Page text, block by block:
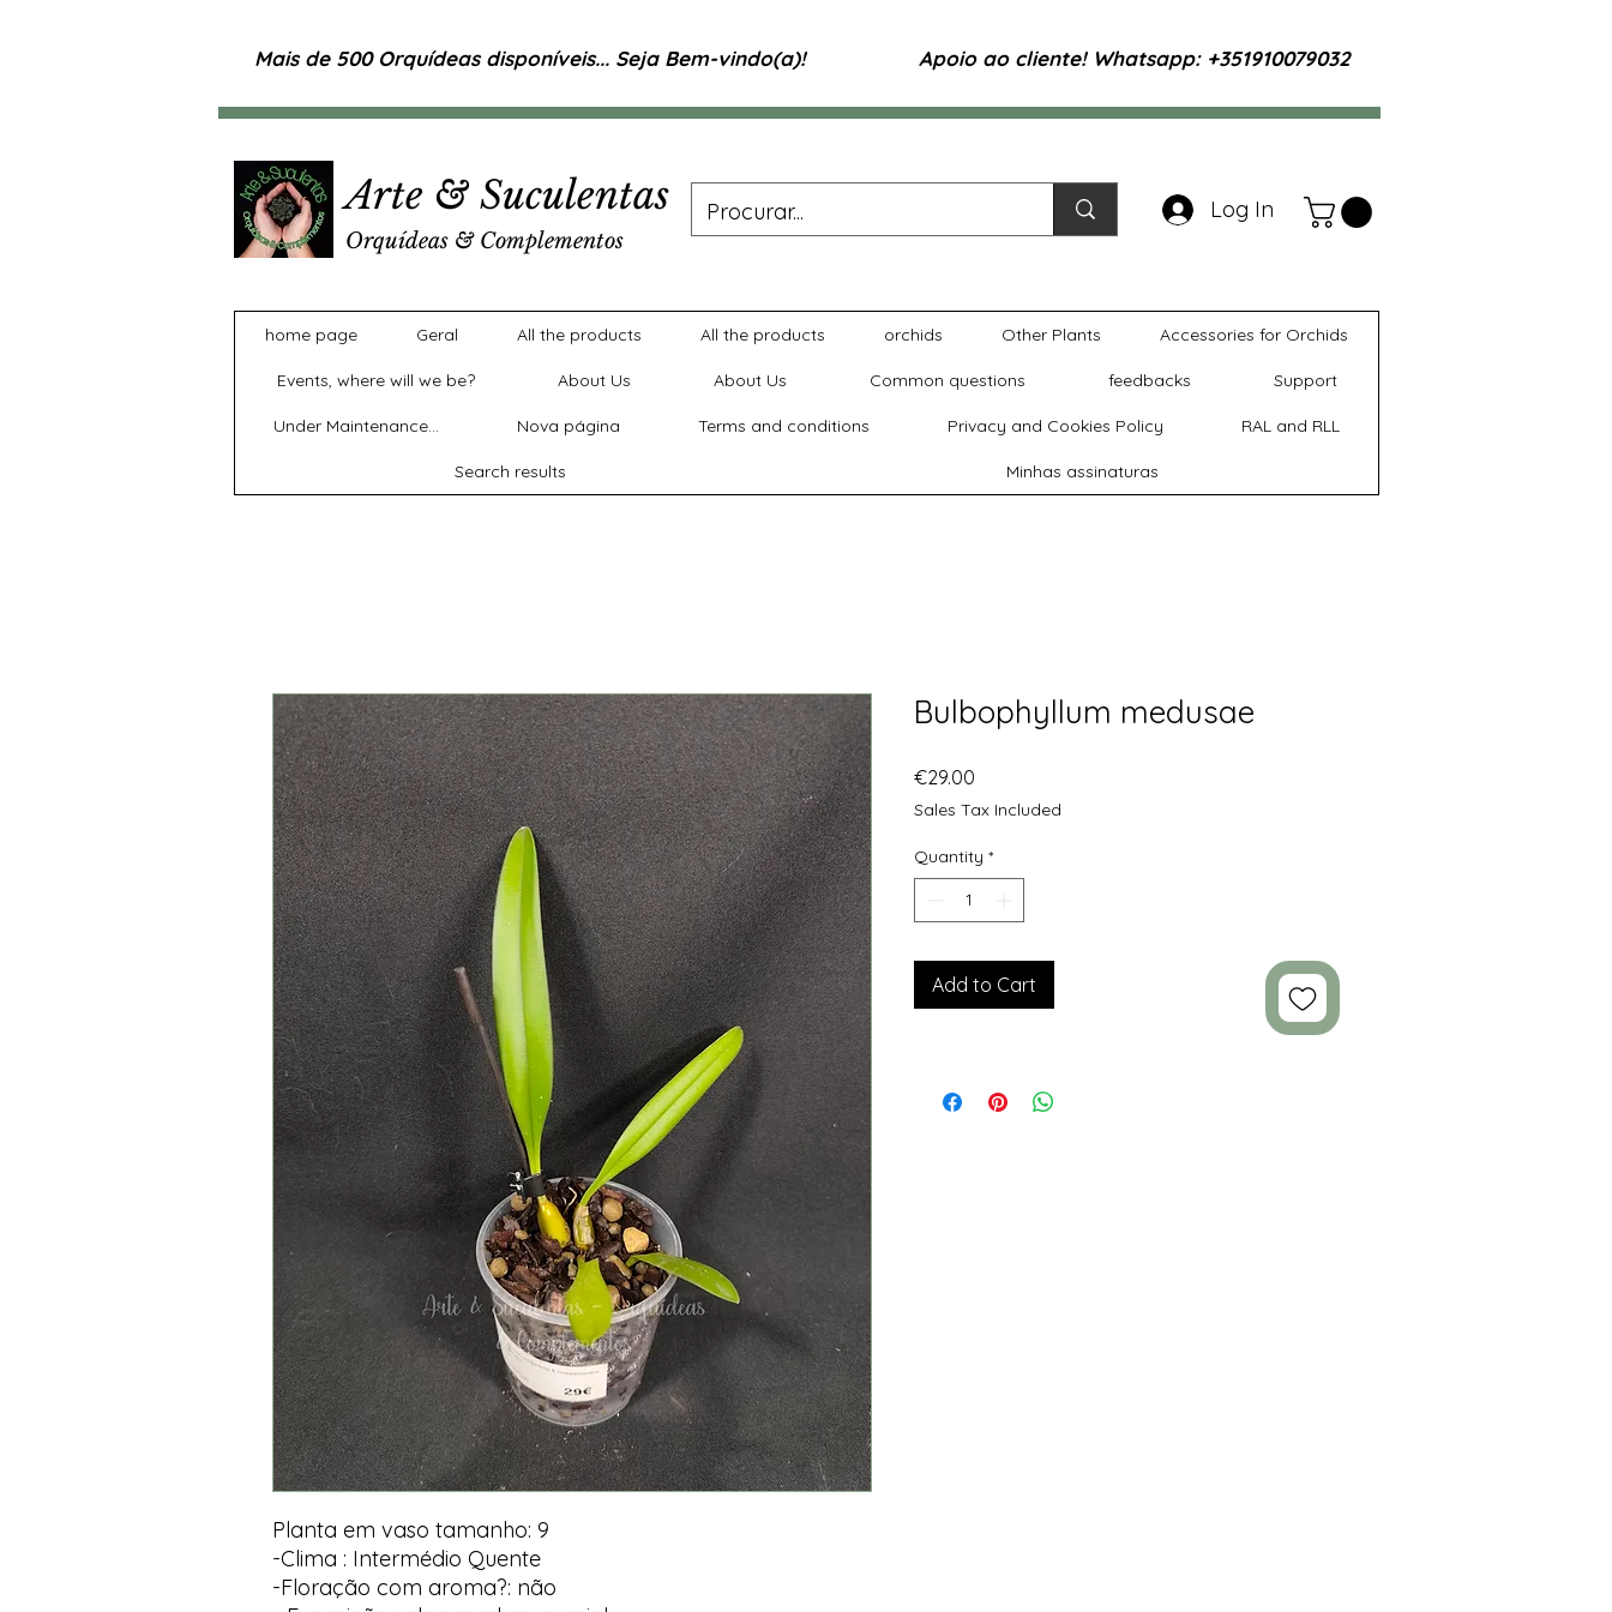
Mais de 500 Orquídeas disponíveis... Seja Bem-vindo(a)! Apoio ao cliente! Whatsapp: +351910079032
Arte & Suculentas
Orquídeas & Complementos
Log In
home page Geral All the products All the products orchids Other Plants Accessories for Orchids
Events, where will we be? About Us About Us Common questions feedbacks Support
Under Maintenance... Nova página Terms and conditions Privacy and Cookies Policy RAL and RLL
Search results Minhas assinaturas
Planta em vaso tamanho: 9
-Clima : Intermédio Quente
-Floração com aroma?: não
Bulbophyllum medusae
€29.00
Sales Tax Included
Quantity *
Add to Cart